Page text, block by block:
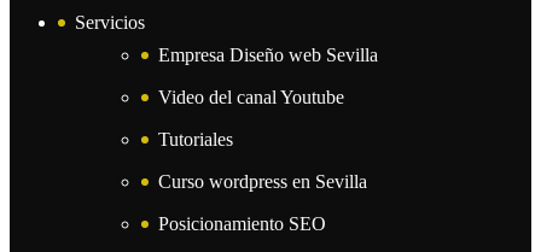
Servicios
Empresa Diseño web Sevilla
Video del canal Youtube
Tutoriales
Curso wordpress en Sevilla
Posicionamiento SEO